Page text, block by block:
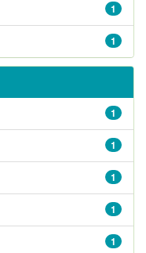
1
1
1
1
1
1
1